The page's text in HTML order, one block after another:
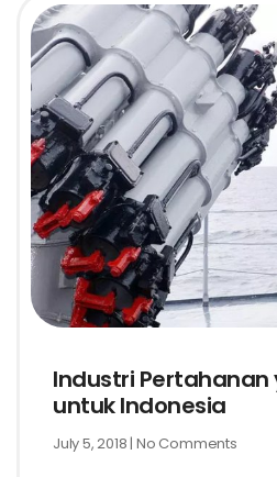
Industri Pertahanan
untuk Indonesia
July 5, 2018 No Comments